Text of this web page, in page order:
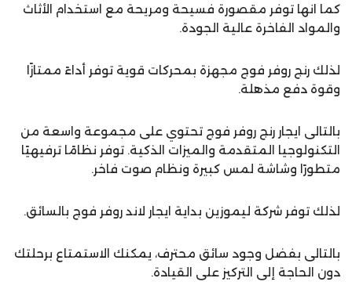
كما انها توفر مقصورة فسيحة ومريحة مع استخدام الأثاث
والمواد الفاخرة عالية الجودة.
لذلك رنج روفر فوج مجهزة بمحركات قوية توفر أداءً ممتازًا
وقوة دفع مذهلة.
بالتالى ايجار رنج روفر فوج تحتوي على مجموعة واسعة من
التكنولوجيا المتقدمة والميزات الذكية. توفر نظامًا ترفيهيًا
متطورًا وشاشة لمس كبيرة ونظام صوت فاخر.
لذلك توفر شركة ليموزين بداية ايجار لاند روفر فوج بالسائق.
بالتالى بفضل وجود سائق محترف، يمكنك الاستمتاع برحلتك
دون الحاجة إلى التركيز على القيادة.